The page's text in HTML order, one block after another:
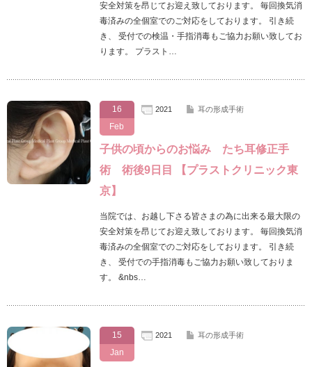
安全対策を昂じてお迎え致しております。 毎回換気消
毒済みの全個室でのご対応をしております。 引き続
き、 受付での検温・手指消毒もご協力お願い致してお
ります。 プラスト…
16
Feb
2021 耳の形成手術
子供の頃からのお悩み たち耳修正手
術 術後9日目 【プラストクリニック東
京】
当院では、お越し下さる皆さまの為に出来る最大限の
安全対策を昂じてお迎え致しております。 毎回換気消
毒済みの全個室でのご対応をしております。 引き続
き、 受付での手指消毒もご協力お願い致しておりま
す。 &nbs…
15
Jan
2021 耳の形成手術